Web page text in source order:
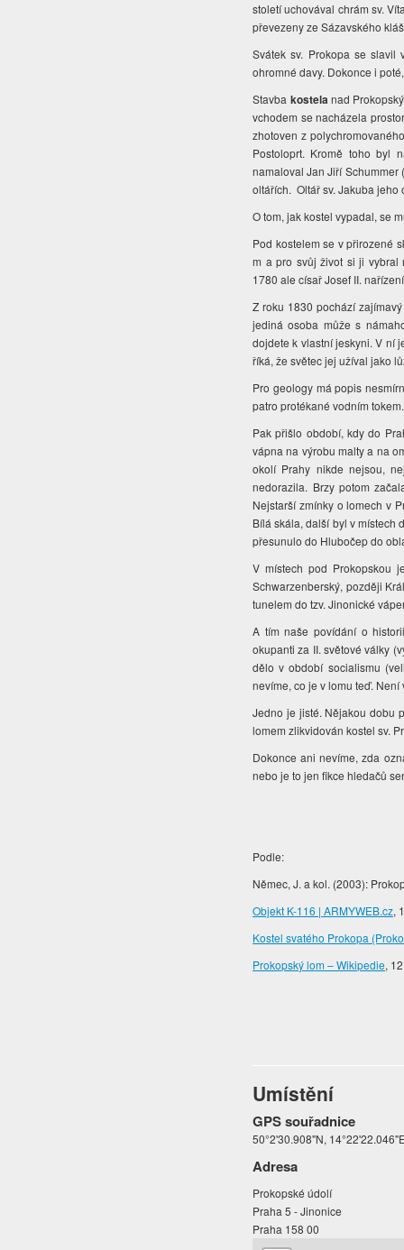
století uchovával chrám sv.
převezeny ze Sázavského
Svátek sv. Prokopa se
ohromné davy. Dokonce i
Stavba kostelanad
vchodem se nacházela
zhotoven z
Postoloprt. Kromě toho byl
namaloval Jan Jiří Schummer
oltářích. Oltář sv. Jakuba
O tom, jak kostel vypadal, se
Pod kostelem se v přirozené
m a pro svůj život si ji vybral
1780 ale císař Josef II.
Z roku 1830 pochází
jediná osoba může s
dojdete k vlastní jeskyni. V ní
říká, že světec jej užíval jako
Pro geology má popis
patro protékané vodním
Pak přišlo období, kdy do
vápna na výrobu malty a na
okolí Prahy nikde nejsou,
nedorazila. Brzy potom
Nejstarší zmínky o lomech v
Bílá skála, další byl v místech
přesunulo do Hlubočep do
V místech pod Prokopskou
Schwarzenberský, později
tunelem do tzv. Jinonické
A tím naše povídání o
okupanti za II. světové války
dělo v období socialismu
nevíme, co je v lomu teď.
Jedno je jisté. Nějakou dobu
lomem zlikvidován kostel sv.
Dokonce ani nevíme, zda
nebo je to jen fikce hledačů
Podle:
Němec, J. a kol. (2003):
Objekt K-116 | ARMYWEB.cz,
Kostel svatého Prokopa
Prokopský lom – Wikipedie,
Umístění
GPS souřadnice
50°2'30.908"N,
Adresa
Prokopské údolí
Praha 5 - Jinonice
Praha 158 00